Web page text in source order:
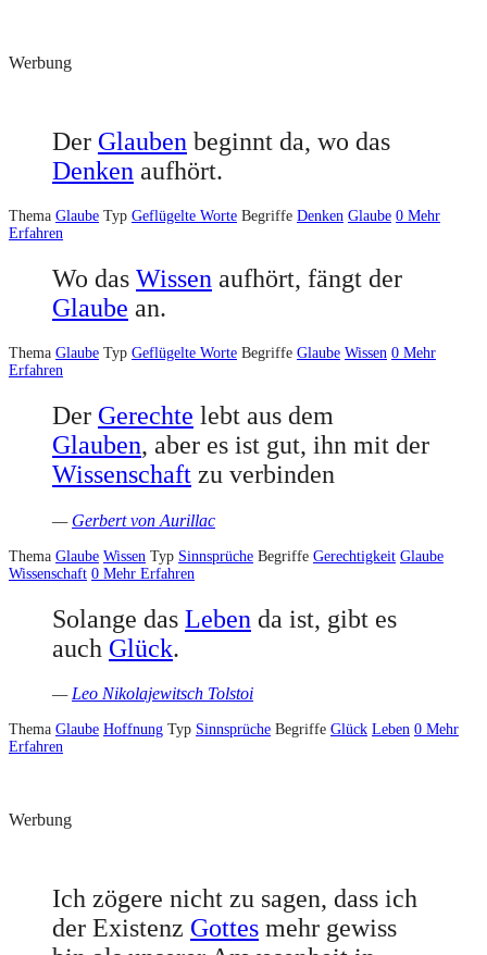
Werbung
Der Glauben beginnt da, wo das
Denken aufhört.
Thema Glaube Typ Geflügelte Worte Begriffe Denken Glaube 0 Mehr
Erfahren
Wo das Wissen aufhört, fängt der
Glaube an.
Thema Glaube Typ Geflügelte Worte Begriffe Glaube Wissen 0 Mehr
Erfahren
Der Gerechte lebt aus dem
Glauben, aber es ist gut, ihn mit der
Wissenschaft zu verbinden
— Gerbert von Aurillac
Thema Glaube Wissen Typ Sinnsprüche Begriffe Gerechtigkeit Glaube
Wissenschaft 0 Mehr Erfahren
Solange das Leben da ist, gibt es
auch Glück.
—Leo Nikolajewitsch Tolstoi
Thema Glaube Hoffnung Typ Sinnsprüche Begriffe Glück Leben 0 Mehr
Erfahren
Werbung
Ich zögere nicht zu sagen, dass ich
der Existenz Gottes mehr gewiss